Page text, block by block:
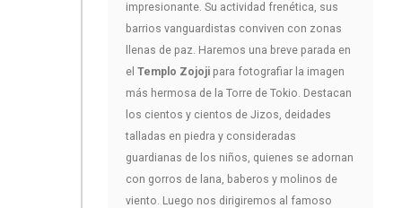
impresionante. Su actividad frenética, sus
barrios vanguardistas conviven con zonas
llenas de paz. Haremos una breve parada en
el Templo Zojoji para fotografiar la imagen
más hermosa de la Torre de Tokio. Destacan
los cientos y cientos de Jizos, deidades
talladas en piedra y consideradas
guardianas de los niños, quienes se adornan
con gorros de lana, baberos y molinos de
viento. Luego nos dirigiremos al famoso